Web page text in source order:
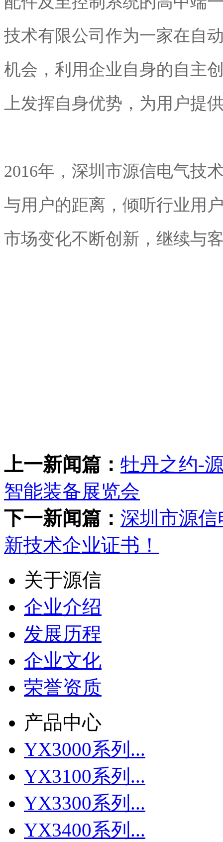
技术有限公司作为一家在自
机会，利用企业自身的自主
上发挥自身优势，为用户提
2016年，深圳市源信电气技
与用户的距离，倾听行业用
市场变化不断创新，继续与
上一新闻篇： 牡丹之约-
智能装备展览会
下一新闻篇： 深圳市源
新技术企业证书！
关于源信
企业介绍
发展历程
企业文化
荣誉资质
产品中心
YX3000系列...
YX3100系列...
YX3300系列...
YX3400系列...